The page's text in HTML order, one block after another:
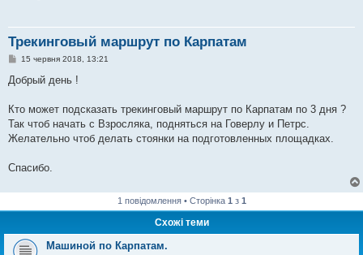
Трекинговый маршрут по Карпатам
П
в
о
л
е
я
15 червня 2018, 13:21
Добрый день !
Кто может подсказать трекинговый маршрут по Карпатам по 3 дня ?
Так чтоб начать с Взросляка, подняться на Говерлу и Петрс.
Желательно чтоб делать стоянки на подготовленных площадках.
Спасибо.
1 повідомлення • Сторінка 1 з 1
Схожі теми
Машиной по Карпатам.